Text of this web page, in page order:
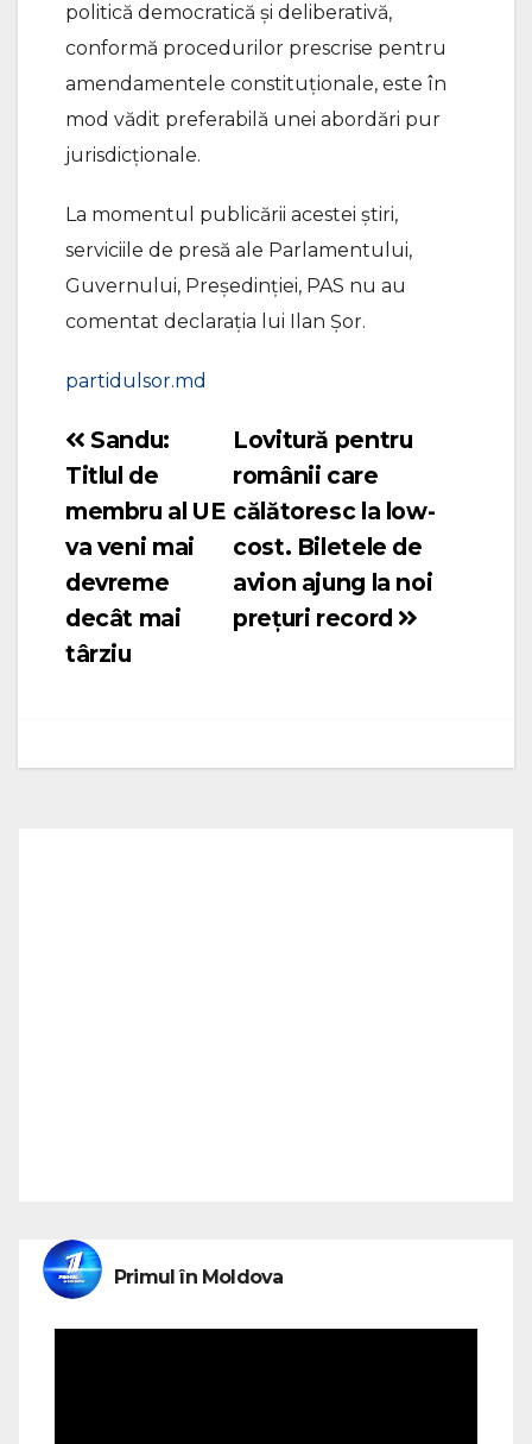
politică democratică și deliberativă,
conformă procedurilor prescrise pentru
amendamentele constituționale, este în
mod vădit preferabilă unei abordări pur
jurisdicționale.
La momentul publicării acestei știri,
serviciile de presă ale Parlamentului,
Guvernului, Președinției, PAS nu au
comentat declarația lui Ilan Șor.
partidulsor.md
Navigare
în
Lovitură pentru
românii care
călătoresc la low-
cost. Biletele de
avion ajung la noi
prețuri record
Sandu:
Titlul de
membru al UE
va veni mai
devreme
decât mai
târziu
Primul în Moldova